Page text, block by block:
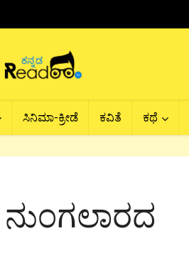
ಸಿನಿಮಾ-ಕ್ರೀಡೆ ಕವಿತೆ ಕಥೆ
ನುಂಗಲಾರದ